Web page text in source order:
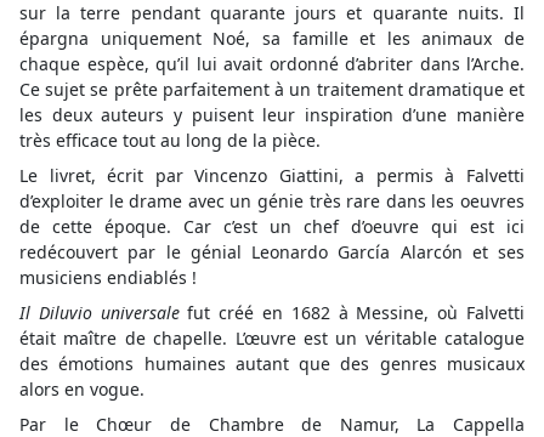
sur la terre pendant quarante jours et quarante nuits. Il
épargna uniquement Noé, sa famille et les animaux de
chaque espèce, qu’il lui avait ordonné d’abriter dans l’Arche.
Ce sujet se prête parfaitement à un traitement dramatique et
les deux auteurs y puisent leur inspiration d’une manière
très efficace tout au long de la pièce.
Le livret, écrit par Vincenzo Giattini, a permis à Falvetti
d’exploiter le drame avec un génie très rare dans les oeuvres
de cette époque. Car c’est un chef d’oeuvre qui est ici
redécouvert par le génial Leonardo García Alarcón et ses
musiciens endiablés !
Il Diluvio universalefut créé en 1682 à Messine, où Falvetti
était maître de chapelle. L’œuvre est un véritable catalogue
des émotions humaines autant que des genres musicaux
alors en vogue.
Par le Chœur de Chambre de Namur, La Cappella